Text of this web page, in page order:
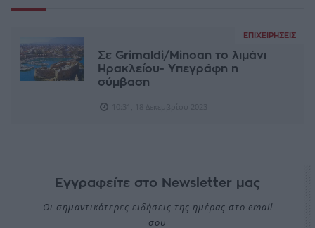
ΕΠΙΧΕΙΡΉΣΕΙΣ
Σε Grimaldi/Minoan το λιμάνι
Ηρακλείου- Υπεγράφη η
σύμβαση
Εγγραφείτε στο Newsletter μας
Οι σημαντικότερες ειδήσεις της ημέρας στο email
σου